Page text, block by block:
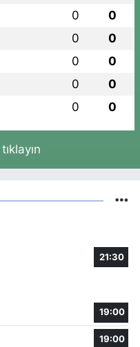
0 0
0 0
0 0
0 0
0 0
21:30
19:00
19:00